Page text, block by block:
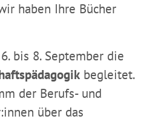
haben Ihre Bücher
bis 8. September die
begleitet.
der Berufs- und
über das